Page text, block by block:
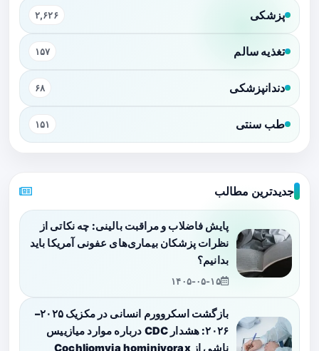
پزشکی ۲,۶۲۶
تغذیه سالم ۱۵۷
دندانپزشکی ۶۸
طب سنتی ۱۵۱
جدیدترین مطالب
پایش فاضلاب و مراقبت بالینی: چه نکاتی از
نظرات پزشکان بیماری‌های عفونی آمریکا باید
بدانیم؟
۱۴۰۵-۰۵-۱۵
بازگشت اسکروورم انسانی در مکزیک ۲۰۲۵–
۲۰۲۶: هشدار CDC درباره موارد میازییس
ناشی از Cochliomyia hominivorax